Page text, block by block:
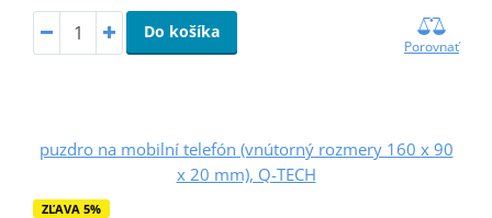
Do košíka
Porovnať
puzdro na mobilní telefón (vnútorný rozmery 160 x 90
x 20 mm), Q-TECH
ZĽAVA 5%